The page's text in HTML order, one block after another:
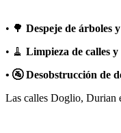
• 🌳 Despeje de árboles
• 🧹 Limpieza de calles y
• 🚰 Desobstrucción de
Las calles Doglio, Durian